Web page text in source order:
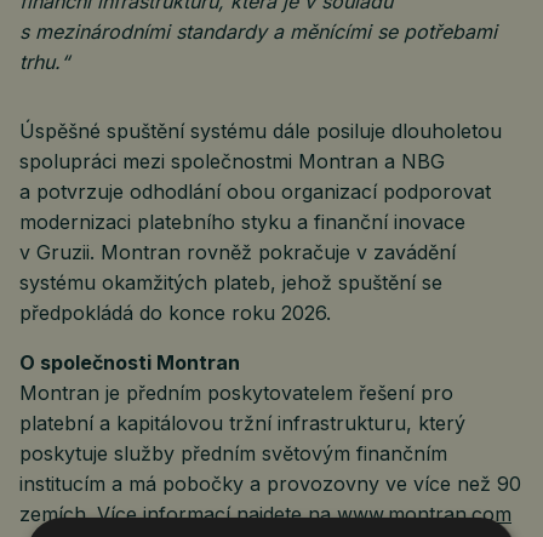
s mezinárodními standardy a měnícími se potřebami
trhu.“
Úspěšné spuštění systému dále posiluje dlouholetou
spolupráci mezi společnostmi Montran a NBG
a potvrzuje odhodlání obou organizací podporovat
modernizaci platebního styku a finanční inovace
v Gruzii. Montran rovněž pokračuje v zavádění
systému okamžitých plateb, jehož spuštění se
předpokládá do konce roku 2026.
O společnosti Montran
Montran je předním poskytovatelem řešení pro
platební a kapitálovou tržní infrastrukturu, který
poskytuje služby předním světovým finančním
institucím a má pobočky a provozovny ve více než 90
zemích. Více informací najdete nawww.montran.com